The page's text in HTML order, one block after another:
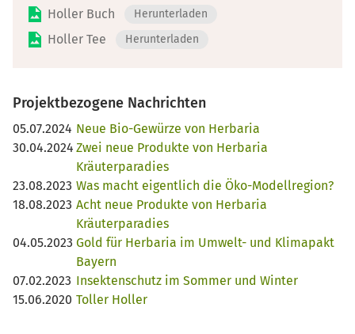
Holler Buch
Herunterladen
Holler Tee Herunterladen
Projektbezogene Nachrichten
05.07.2024 Neue Bio-Gewürze von Herbaria
30.04.2024 Zwei neue Produkte von Herbaria
Kräuterparadies
23.08.2023 Was macht eigentlich die Öko-Modellregion?
18.08.2023 Acht neue Produkte von Herbaria
Kräuterparadies
04.05.2023 Gold für Herbaria im Umwelt- und Klimapakt
Bayern
07.02.2023 Insektenschutz im Sommer und Winter
15.06.2020 Toller Holler